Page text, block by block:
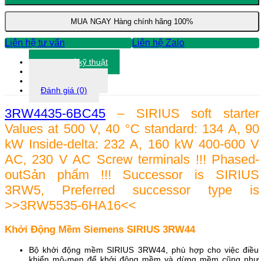
3RW4435-
6BC45
lượng
MUA NGAY Hàng chính hãng 100%
Liên hệ tư vấn Liên hệ Zalo
Thông số kỹ thuật
Đánh giá (0)
3RW4435-6BC45 – SIRIUS soft starter
Values at 500 V, 40 °C standard: 134 A, 90
kW Inside-delta: 232 A, 160 kW 400-600 V
AC, 230 V AC Screw terminals !!! Phased-
outSản phẩm !!! Successor is SIRIUS
3RW5, Preferred successor type is
>>3RW5535-6HA16<<
Khởi Động Mềm Siemens SIRIUS 3RW44
Bộ khởi động mềm SIRIUS 3RW44, phù hợp cho việc điều